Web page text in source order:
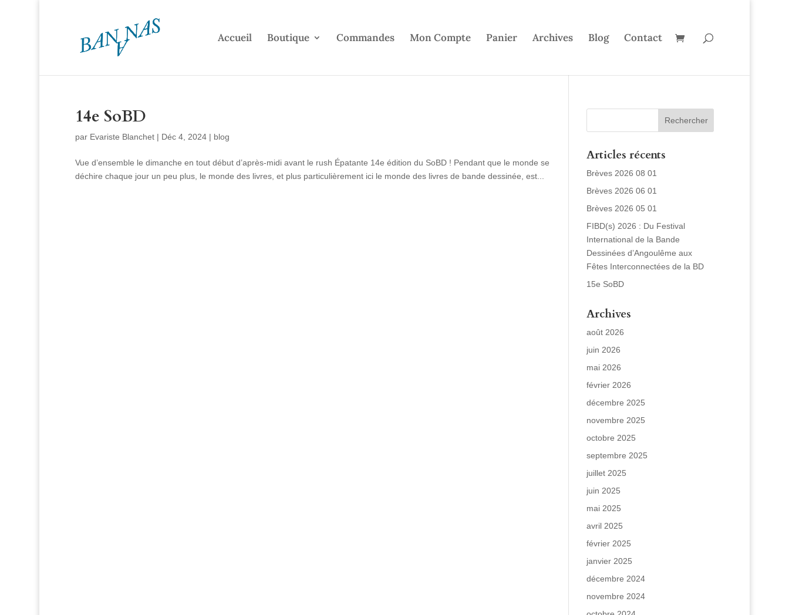
Accueil Boutique Commandes Mon Compte Panier Archives Blog Contact
14e SoBD
par Evariste Blanchet| Déc 4, 2024| blog
Vue d’ensemble le dimanche en tout début d’après-midi avant le rush Épatante 14e édition du SoBD ! Pendant que le monde se
déchire chaque jour un peu plus, le monde des livres, et plus particulièrement ici le monde des livres de bande dessinée, est...
Articles récents
Brèves 2026 08 01
Brèves 2026 06 01
Brèves 2026 05 01
FIBD(s) 2026 : Du Festival
International de la Bande
Dessinées d’Angoulême aux
Fêtes Interconnectées de la BD
15e SoBD
Archives
août 2026
juin 2026
mai 2026
février 2026
décembre 2025
novembre 2025
octobre 2025
septembre 2025
juillet 2025
juin 2025
mai 2025
avril 2025
février 2025
janvier 2025
décembre 2024
novembre 2024